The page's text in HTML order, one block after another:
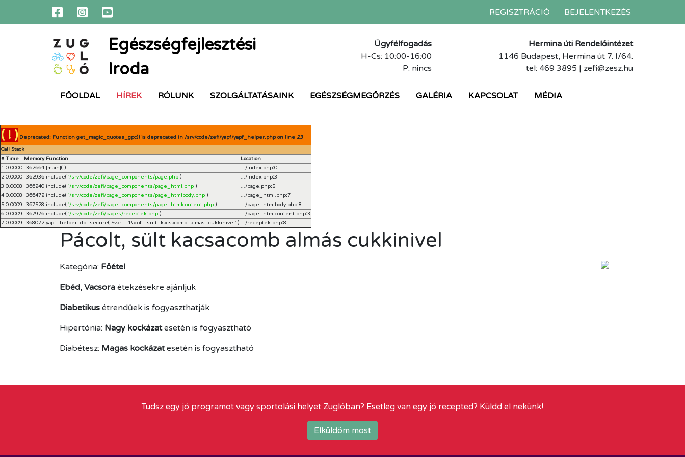
REGISZTRÁCIÓ BEJELENTKEZÉS
Egészségfejlesztési
Iroda
Ügyfélfogadás
H-Cs: 10:00-16:00
P: nincs
Hermina úti Rendelőintézet
1146 Budapest, Hermina út 7. I/64.
tel: 469 3895 | zefi@zesz.hu
FŐOLDAL HÍREK RÓLUNK SZOLGÁLTATÁSAINK EGÉSZSÉGMEGŐRZÉS GALÉRIA KAPCSOLAT MÉDIA
( ! ) Deprecated: Function get_magic_quotes_gpc() is deprecated in /srv/code/zefi/yapf/yapf_helper.php on line 23
Call Stack
# Time Memory Function
Location
1 0.0000 362664 {main}( ) .../index.php:0
2 0.0000 362936 include( '/srv/code/zefi/page_components/page.php ) .../index.php:3
3 0.0008 366240 include( '/srv/code/zefi/page_components/page_html.php ) .../page.php:5
4 0.0008 366472 include( '/srv/code/zefi/page_components/page_htmlbody.php ) .../page_html.php:7
5 0.0009 367528 include( '/srv/code/zefi/page_components/page_htmlcontent.php ) .../page_htmlbody.php:8
6 0.0009 367976 include( '/srv/code/zefi/pages/receptek.php ) .../page_htmlcontent.php:3
7 0.0009 368072 yapf_helper::db_secure( $var = 'Pacolt_sult_kacsacomb_almas_cukkinivel' ) .../receptek.php:8
Pácolt, sült kacsacomb almás cukkinivel
Kategória: Főétel
Ebéd, Vacsora étekzésekre ajánljuk
Diabetikus étrendűek is fogyaszthatják
Hipertónia: Nagy kockázatesetén is fogyasztható
Diabétesz: Magas kockázatesetén is fogyasztható
Tudsz egy jó programot vagy sportolási helyet Zuglóban? Esetleg van egy jó recepted? Küldd el nekünk!
Elküldöm most